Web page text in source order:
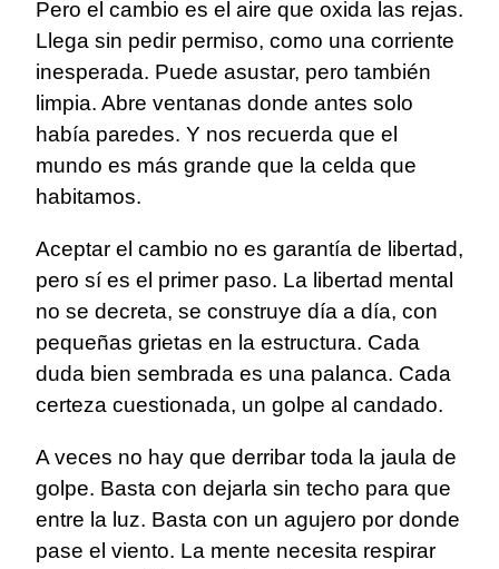
Pero el cambio es el aire que oxida las rejas.
Llega sin pedir permiso, como una corriente
inesperada. Puede asustar, pero también
limpia. Abre ventanas donde antes solo
había paredes. Y nos recuerda que el
mundo es más grande que la celda que
habitamos.
Aceptar el cambio no es garantía de libertad,
pero sí es el primer paso. La libertad mental
no se decreta, se construye día a día, con
pequeñas grietas en la estructura. Cada
duda bien sembrada es una palanca. Cada
certeza cuestionada, un golpe al candado.
A veces no hay que derribar toda la jaula de
golpe. Basta con dejarla sin techo para que
entre la luz. Basta con un agujero por donde
pase el viento. La mente necesita respirar